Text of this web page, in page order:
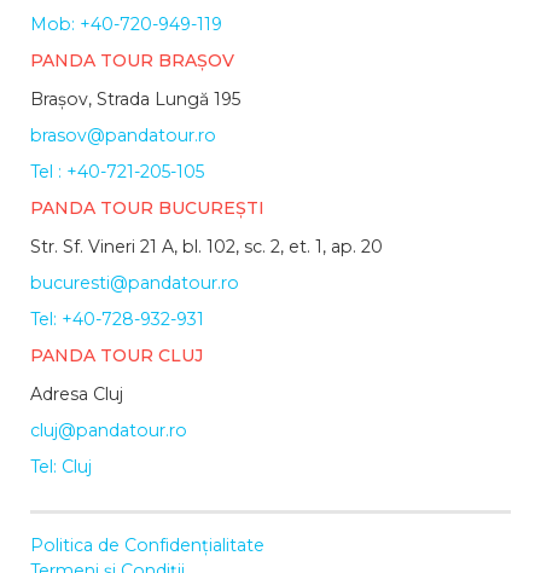
Mob: +40-720-949-119
PANDA TOUR BRAȘOV
Brașov, Strada Lungă 195
brasov@pandatour.ro
Tel : +40-721-205-105
PANDA TOUR BUCUREȘTI
Str. Sf. Vineri 21 A, bl. 102, sc. 2, et. 1, ap. 20
bucuresti@pandatour.ro
Tel: +40-728-932-931
PANDA TOUR CLUJ
Adresa Cluj
cluj@pandatour.ro
Tel: Cluj
Politica de Confidențialitate